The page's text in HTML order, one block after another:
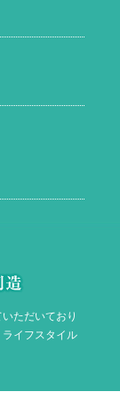
ただいており
イフスタイル